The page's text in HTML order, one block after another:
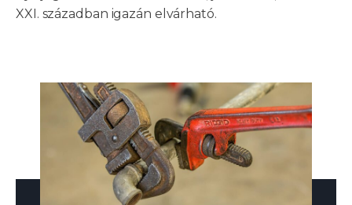
XXI. században igazán elvárható.